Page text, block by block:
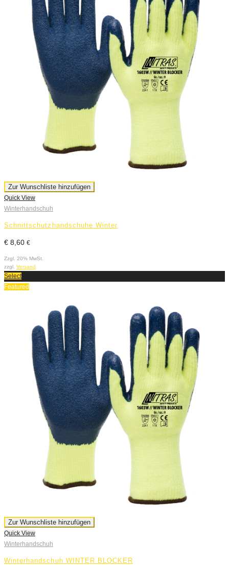
Zur Wunschliste hinzufügen
Quick View
Winterhandschuh
Schnittschutzhandschuhe Winter
€ 8,60 €
Zzgl. 20% MwSt.
zzgl. Versand
Select
Featured
Zur Wunschliste hinzufügen
Quick View
Winterhandschuh
Winterhandschuh WINTER BLOCKER